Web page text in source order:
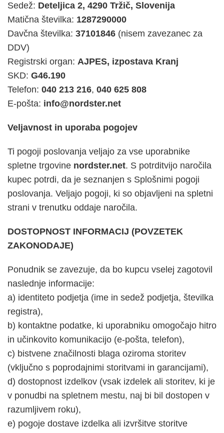
Sedež: Deteljica 2, 4290 Tržič, Slovenija
Matična številka: 1287290000
Davčna številka: 37101846 (nisem zavezanec za
DDV)
Registrski organ: AJPES, izpostava Kranj
SKD: G46.190
Telefon: 040 213 216, 040 625 808
E-pošta: info@nordster.net
Veljavnost in uporaba pogojev
Ti pogoji poslovanja veljajo za vse uporabnike
spletne trgovine nordster.net. S potrditvijo naročila
kupec potrdi, da je seznanjen s Splošnimi pogoji
poslovanja. Veljajo pogoji, ki so objavljeni na spletni
strani v trenutku oddaje naročila.
DOSTOPNOST INFORMACIJ (POVZETEK
ZAKONODAJE)
Ponudnik se zavezuje, da bo kupcu vselej zagotovil
naslednje informacije:
a) identiteto podjetja (ime in sedež podjetja, številka
registra),
b) kontaktne podatke, ki uporabniku omogočajo hitro
in učinkovito komunikacijo (e-pošta, telefon),
c) bistvene značilnosti blaga oziroma storitev
(vključno s poprodajnimi storitvami in garancijami),
d) dostopnost izdelkov (vsak izdelek ali storitev, ki je
v ponudbi na spletnem mestu, naj bi bil dostopen v
razumljivem roku),
e) pogoje dostave izdelka ali izvršitve storitve